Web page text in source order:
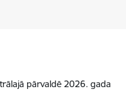
pārvaldē 2026. gada